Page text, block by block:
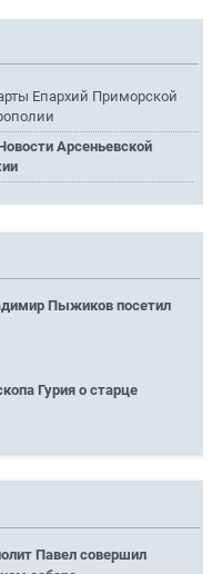
Епархий Приморской
Арсеньевской
Пыжиков посетил
Гурия о старце
Павел совершил